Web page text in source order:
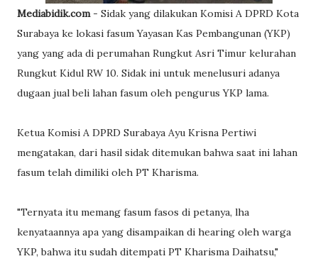
Mediabidik.com- Sidak yang dilakukan Komisi A DPRD Kota
Surabaya ke lokasi fasum Yayasan Kas Pembangunan (YKP)
yang yang ada di perumahan Rungkut Asri Timur kelurahan
Rungkut Kidul RW 10. Sidak ini untuk menelusuri adanya
dugaan jual beli lahan fasum oleh pengurus YKP lama.
Ketua Komisi A DPRD Surabaya Ayu Krisna Pertiwi
mengatakan, dari hasil sidak ditemukan bahwa saat ini lahan
fasum telah dimiliki oleh PT Kharisma.
"Ternyata itu memang fasum fasos di petanya, lha
kenyataannya apa yang disampaikan di hearing oleh warga
YKP, bahwa itu sudah ditempati PT Kharisma Daihatsu,"